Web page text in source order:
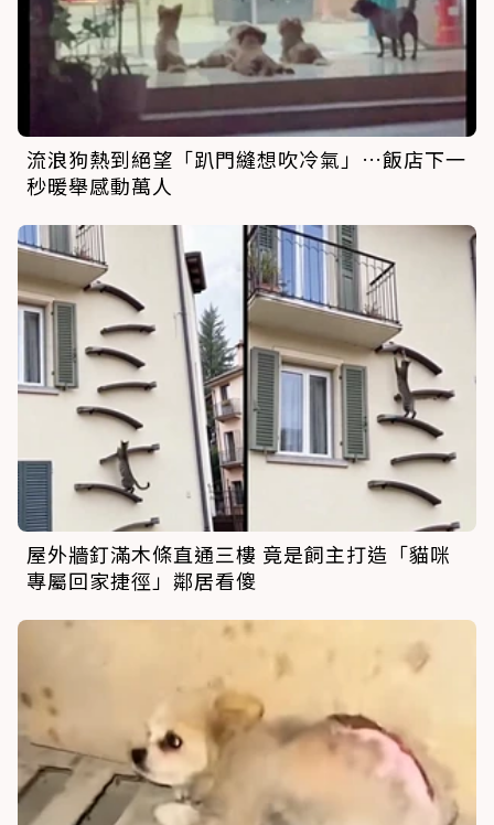
流浪狗熱到絕望「趴門縫想吹冷氣」…飯店下一
秒暖舉感動萬人
屋外牆釘滿木條直通三樓 竟是飼主打造「貓咪
專屬回家捷徑」鄰居看傻